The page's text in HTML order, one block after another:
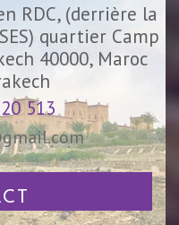
RDC, (derrière la
quartier Camp
40000, Maroc
513